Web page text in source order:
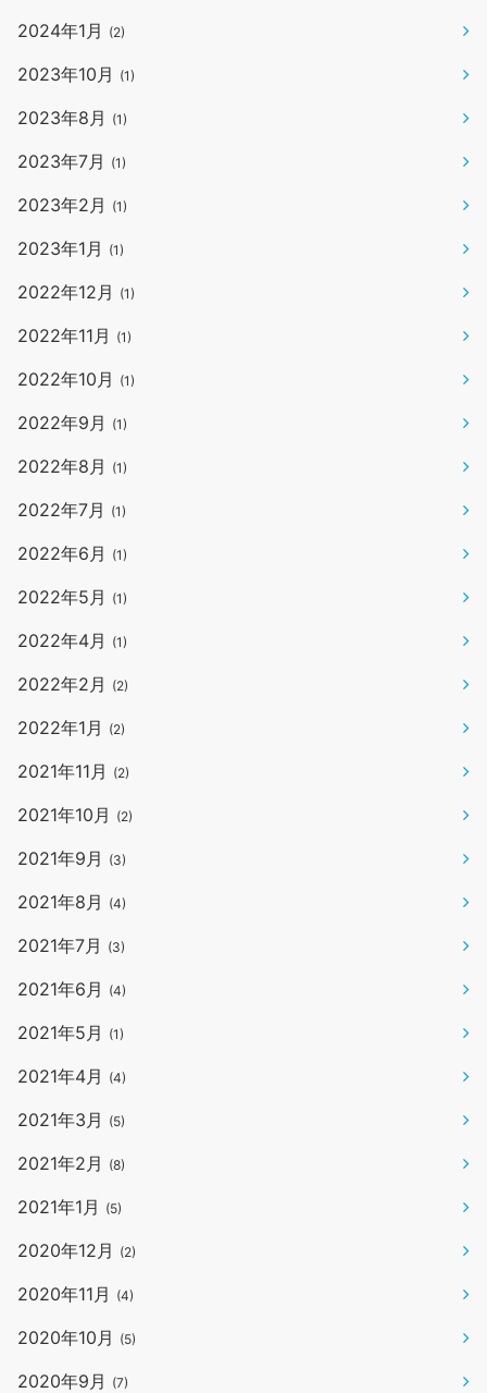
2024年1月 (2)
2023年10月 (1)
2023年8月 (1)
2023年7月 (1)
2023年2月 (1)
2023年1月 (1)
2022年12月 (1)
2022年11月 (1)
2022年10月 (1)
2022年9月 (1)
2022年8月 (1)
2022年7月 (1)
2022年6月 (1)
2022年5月 (1)
2022年4月 (1)
2022年2月 (2)
2022年1月 (2)
2021年11月 (2)
2021年10月 (2)
2021年9月 (3)
2021年8月 (4)
2021年7月 (3)
2021年6月 (4)
2021年5月 (1)
2021年4月 (4)
2021年3月 (5)
2021年2月 (8)
2021年1月 (5)
2020年12月 (2)
2020年11月 (4)
2020年10月 (5)
2020年9月 (7)